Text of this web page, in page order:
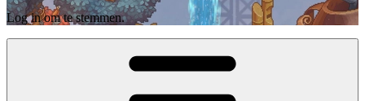
Log in om te stemmen.